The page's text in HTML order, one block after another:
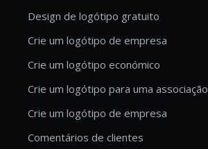
Design de logótipo gratuito
Crie um logótipo de empresa
Crie um logótipo económico
Crie um logótipo para uma associação
Crie um logótipo de empresa
Comentários de clientes